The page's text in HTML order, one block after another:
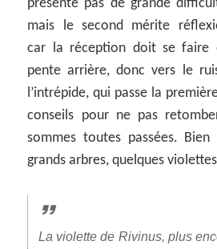
présente pas de grande
mais le second mérite
car la réception doit se faire
pente arrière, donc vers le
l’intrépide, qui passe la
conseils pour ne pas
sommes toutes passées. Bien
grands arbres, quelques
La violette de Rivinus, plus